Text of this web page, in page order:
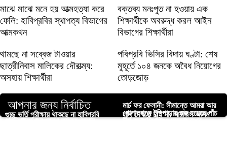
মাঝে মাঝে মনে হয় আত্মহত্যা করে
ফেলি: হাবিপ্রবির স্থাপত্য বিভাগের
আত্মকথন
বক্তব্য মনঃপুত না হওয়ায় এক
শিক্ষার্থীকে অবরুদ্ধ করল আইন
বিভাগের শিক্ষার্থীরা
থামছে না সব্বেজ টাওয়ার
ছাত্রীনিবাস মালিকের দৌরাত্ম্য:
অসহায় শিক্ষার্থীরা
পবিপ্রবি ভিসির বিদায় ঘণ্টা: শেষ
মুহূর্তে ১০৪ জনকে অবৈধ নিয়োগের
তোড়জোড়
আপনার জন্য নির্বাচিত
গুচ্ছ ভর্তি পরীক্ষায় থাকছে না হাবিপ্রবি
মার্চ ফর ফেলানী: সীমান্তে আমরা আর
লাশ দেখতে চাই না- সারজিস আলম
গোপালগঞ্জে টুঙ্গিপাড়ায় শুরু হয়েছে পাঁচ
“মিটফোর্ডে খুন কেন? তারেক রহমান
দীর্ঘ অনুপস্থিতি ও অসদাচরণের